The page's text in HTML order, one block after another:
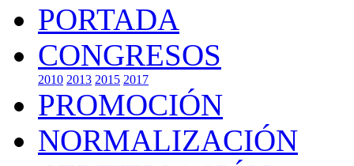
PORTADA
CONGRESOS
2010 2013 2015 2017
PROMOCIÓN
NORMALIZACIÓN